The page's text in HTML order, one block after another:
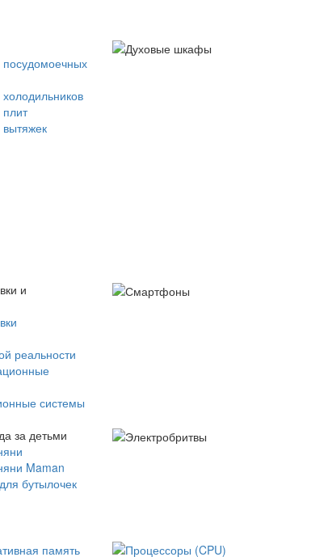
посудомоечных
и
реальности
системы
за детьми
Maman
бутылочек